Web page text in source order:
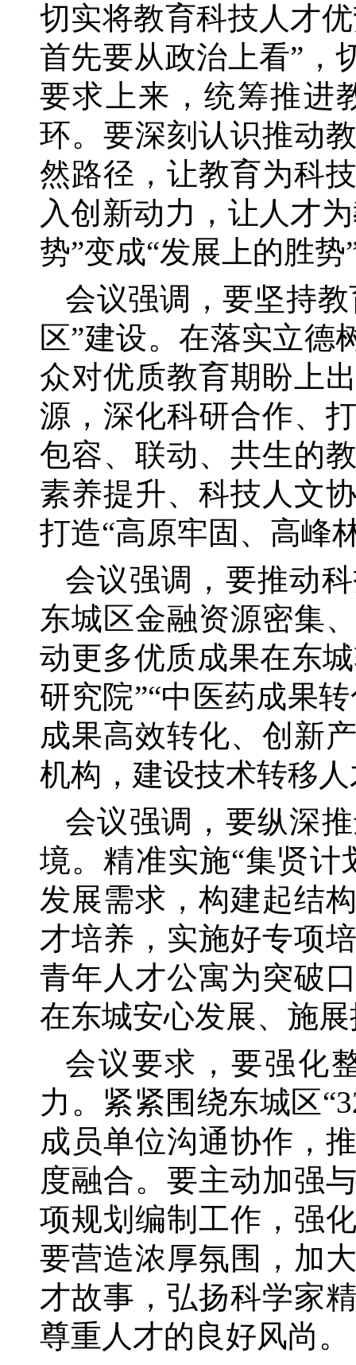
切实将教育科技人才
首先要从政治上看”，
要求上来，统筹推进
环。要深刻认识推动
然路径，让教育为科
入创新动力，让人才
势”变成“发展上的胜势
会议强调，要坚持
区”建设。在落实立德
众对优质教育期盼上
源，深化科研合作、
包容、联动、共生的
素养提升、科技人文
打造“高原牢固、高峰
会议强调，要推动
东城区金融资源密集
动更多优质成果在东
研究院”“中医药成果
成果高效转化、创新
机构，建设技术转移
会议强调，要纵深
境。精准实施“集贤计
发展需求，构建起结
才培养，实施好专项
青年人才公寓为突破
在东城安心发展、施
会议要求，要强化
力。紧紧围绕东城区
成员单位沟通协作，
度融合。要主动加强
项规划编制工作，强
要营造浓厚氛围，加
才故事，弘扬科学家
尊重人才的良好风尚。